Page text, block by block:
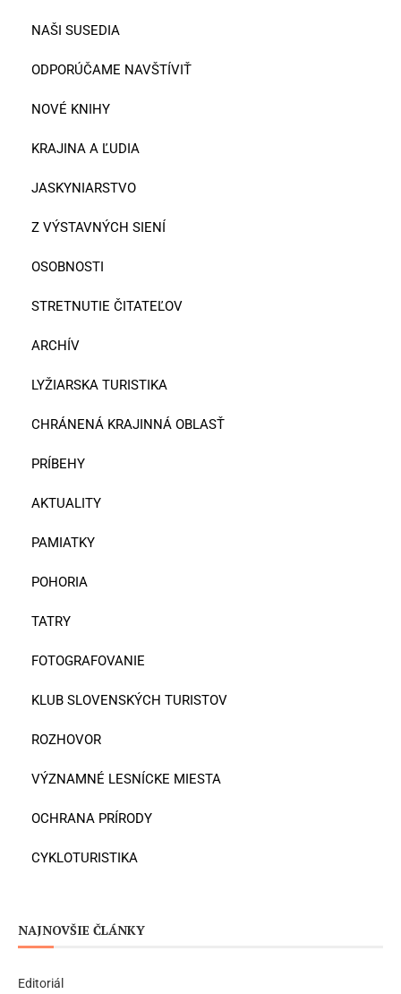
NAŠI SUSEDIA
ODPORÚČAME NAVŠTÍVIŤ
NOVÉ KNIHY
KRAJINA A ĽUDIA
JASKYNIARSTVO
Z VÝSTAVNÝCH SIENÍ
OSOBNOSTI
STRETNUTIE ČITATEĽOV
ARCHÍV
LYŽIARSKA TURISTIKA
CHRÁNENÁ KRAJINNÁ OBLASŤ
PRÍBEHY
AKTUALITY
PAMIATKY
POHORIA
TATRY
FOTOGRAFOVANIE
KLUB SLOVENSKÝCH TURISTOV
ROZHOVOR
VÝZNAMNÉ LESNÍCKE MIESTA
OCHRANA PRÍRODY
CYKLOTURISTIKA
NAJNOVŠIE ČLÁNKY
Editoriál